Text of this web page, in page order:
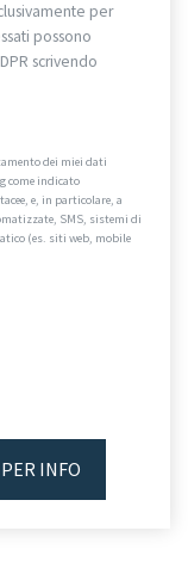
per
possono
scrivendo
dei miei dati
come indicato
e, in particolare, a
SMS, sistemi di
(es. siti web, mobile
INFO